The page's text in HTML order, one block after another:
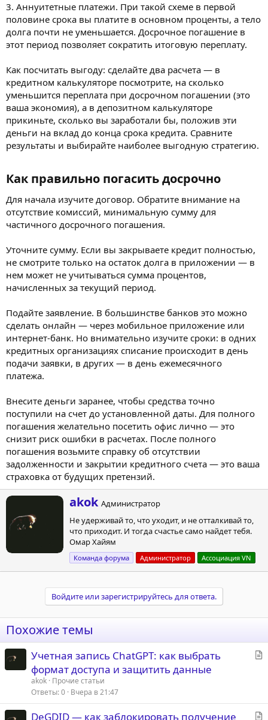
3. Аннуитетные платежи. При такой схеме в первой
половине срока вы платите в основном проценты, а тело
долга почти не уменьшается. Досрочное погашение в
этот период позволяет сократить итоговую переплату.
Как посчитать выгоду: сделайте два расчета — в
кредитном калькуляторе посмотрите, на сколько
уменьшится переплата при досрочном погашении (это
ваша экономия), а в депозитном калькуляторе
прикиньте, сколько вы заработали бы, положив эти
деньги на вклад до конца срока кредита. Сравните
результаты и выбирайте наиболее выгодную стратегию.
Как правильно погасить досрочно​
Для начала изучите договор. Обратите внимание на
отсутствие комиссий, минимальную сумму для
частичного досрочного погашения.
Уточните сумму. Если вы закрываете кредит полностью,
не смотрите только на остаток долга в приложении — в
нем может не учитываться сумма процентов,
начисленных за текущий период.
Подайте заявление. В большинстве банков это можно
сделать онлайн — через мобильное приложение или
интернет-банк. Но внимательно изучите сроки: в одних
кредитных организациях списание происходит в день
подачи заявки, в других — в день ежемесячного
платежа.
Внесите деньги заранее, чтобы средства точно
поступили на счет до установленной даты. Для полного
погашения желательно посетить офис лично — это
снизит риск ошибки в расчетах. После полного
погашения возьмите справку об отсутствии
задолженности и закрытии кредитного счета — это ваша
страховка от будущих претензий.
А
в
т
о
р
akok Администратор
Не удерживай то, что уходит, и не отталкивай то,
что приходит. И тогда счастье само найдет тебя.
Омар Хайям
Команда форума Администратор Ассоциация VN
Войдите или зарегистрируйтесь для ответа.
Похожие темы
ь
Учетная запись ChatGPT: как выбрать
формат доступа и защитить данные
akok Прочие статьи
Ответы 0 Вчера в 21:47
DeGDID — как заблокировать получение